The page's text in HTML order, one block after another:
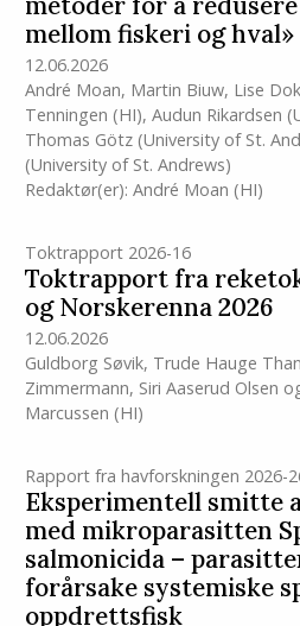
mellom fiskeri og hval»
12.06.2026
André Moan, Martin Biuw, Lise
Tenningen (HI), Audun Rikardsen
Thomas Götz (University of St.
(University of St. Andrews)
Redaktør(er): André Moan (HI)
Toktrapport 2026-16
Toktrapport fra
og Norskerenna 2026
12.06.2026
Guldborg Søvik, Trude Hauge
Zimmermann, Siri Aaserud Olsen
Marcussen (HI)
Rapport fra havforskningen 2026-
Eksperimentell smitte
med mikroparasitten
salmonicida –
forårsake systemiske
oppdrettsfisk